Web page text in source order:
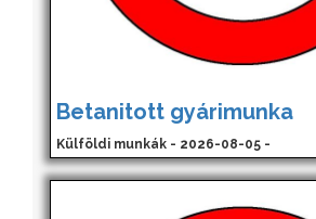
Betanitott gyárimunka
Külföldi munkák - 2026-08-05 -